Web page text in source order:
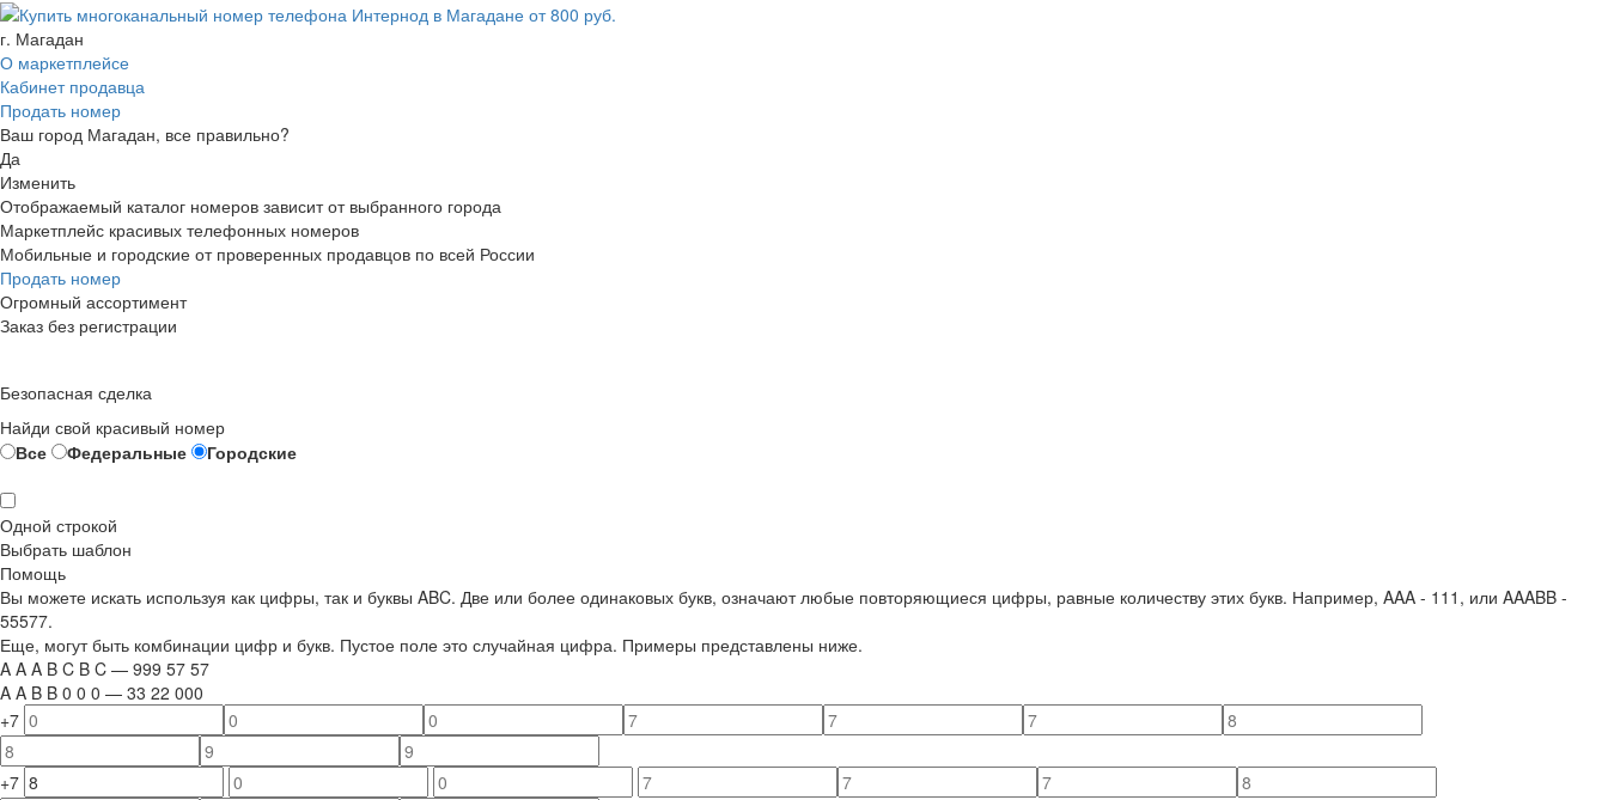
г. Магадан
О маркетплейсе
Кабинет продавца
Продать номер
Ваш город Магадан, все правильно?
Да
Изменить
Отображаемый каталог номеров зависит от выбранного города
Маркетплейс красивых телефонных номеров
Мобильные и городские от проверенных продавцов по всей России
Продать номер
Огромный ассортимент
Заказ без регистрации
Безопасная сделка
Найди свой красивый номер
Все
Федеральные Городские
Одной строкой
Выбрать шаблон
Помощь
Вы можете искать используя как цифры, так и буквы ABC. Две или более одинаковых букв, означают любые повторяющиеся цифры, равные количеству этих букв. Например, AAA - 111 , или AAABB -
55577.
Еще, могут быть комбинации цифр и букв. Пустое поле это случайная цифра. Примеры представлены ниже.
A A A B C B C — 999 57 57
A A B B 0 0 0 — 33 22 000
+7
+7